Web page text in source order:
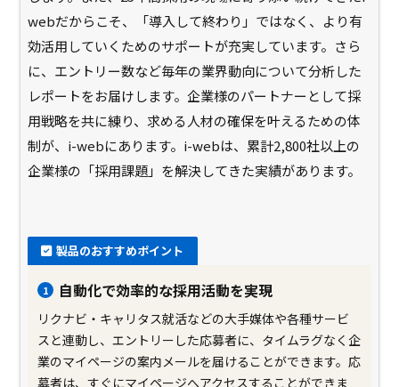
webだからこそ、「導入して終わり」ではなく、より有
効活用していくためのサポートが充実しています。さら
に、エントリー数など毎年の業界動向について分析した
レポートをお届けします。企業様のパートナーとして採
用戦略を共に練り、求める人材の確保を叶えるための体
制が、i-webにあります。i-webは、累計2,800社以上の
企業様の「採用課題」を解決してきた実績があります。
製品のおすすめポイント
1 自動化で効率的な採用活動を実現
リクナビ・キャリタス就活などの大手媒体や各種サービ
スと連動し、エントリーした応募者に、タイムラグなく企
業のマイページの案内メールを届けることができます。応
募者は、すぐにマイページへアクセスすることができま